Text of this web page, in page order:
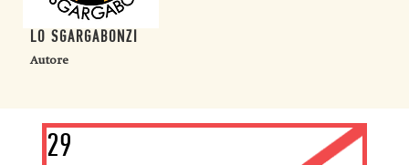
LO SGARGABONZI
Autore
29